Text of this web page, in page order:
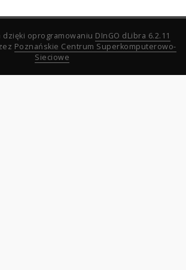
dzięki oprogramowaniu DInGO dLibra 6.2.11
Poznańskie Centrum Superkomputerowo-
Sieciowe